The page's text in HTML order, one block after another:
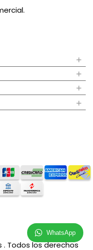
+
+
+
+
. Todos los derechos
WhatsApp